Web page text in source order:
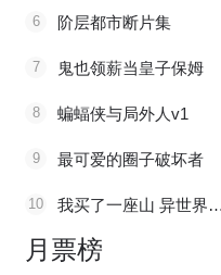
再碰我家土豆试试
6 阶层都市断片集
7 鬼也领薪当皇子保姆
8 蝙蝠侠与局外人v1
9 最可爱的圈子破坏者
10 我买了一座山 异世界生活其实也不赖
月票榜